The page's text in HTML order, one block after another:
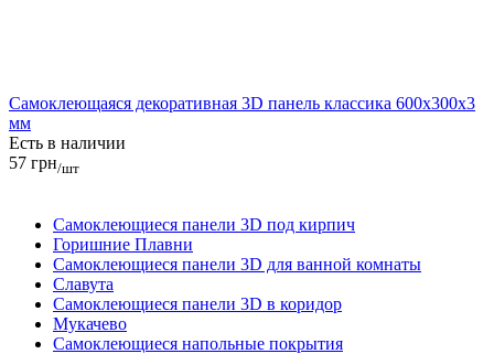
Самоклеющаяся декоративная 3D панель классика 600x300x3
мм
Есть в наличии
57 грн/шт
Самоклеющиеся панели 3D под кирпич
Горишние Плавни
Самоклеющиеся панели 3D для ванной комнаты
Славута
Самоклеющиеся панели 3D в коридор
Мукачево
Самоклеющиеся напольные покрытия